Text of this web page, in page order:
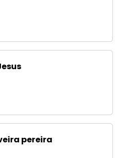
pereira